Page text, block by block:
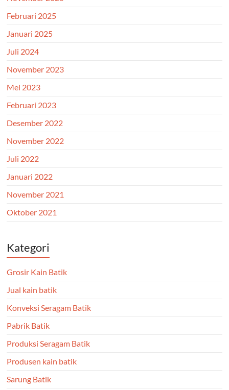
Februari 2025
Januari 2025
Juli 2024
November 2023
Mei 2023
Februari 2023
Desember 2022
November 2022
Juli 2022
Januari 2022
November 2021
Oktober 2021
Kategori
Grosir Kain Batik
Jual kain batik
Konveksi Seragam Batik
Pabrik Batik
Produksi Seragam Batik
Produsen kain batik
Sarung Batik